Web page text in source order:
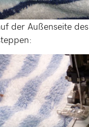
der Außenseite des